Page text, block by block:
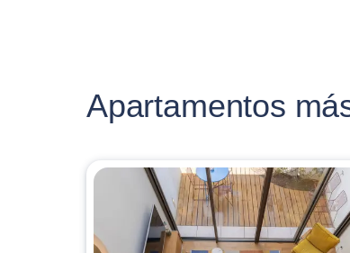
Apartamentos